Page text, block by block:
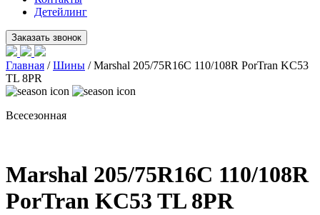
Детейлинг
Главная /Шины / Marshal 205/75R16C 110/108R PorTran KC53
TL 8PR
Всесезонная
Marshal 205/75R16C 110/108R
PorTran KC53 TL 8PR